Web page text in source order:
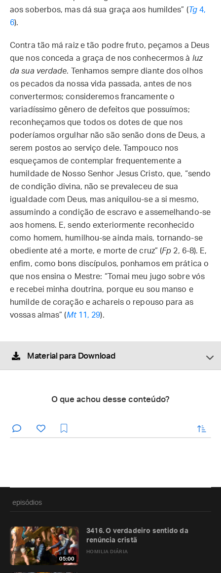
aos soberbos, mas dá sua graça aos humildes” (Tg4,
6).
Contra tão má raiz e tão podre fruto, peçamos a Deus
que nos conceda a graça de nos conhecermos à luz
da sua verdade. Tenhamos sempre diante dos olhos
os pecados da nossa vida passada, antes de nos
convertermos; consideremos francamente o
variadíssimo gênero de defeitos que possuímos;
reconheçamos que todos os dotes de que nos
poderíamos orgulhar não são senão dons de Deus, a
serem postos ao serviço dele. Tampouco nos
esqueçamos de contemplar frequentemente a
humildade de Nosso Senhor Jesus Cristo, que, “sendo
de condição divina, não se prevaleceu de sua
igualdade com Deus, mas aniquilou-se a si mesmo,
assumindo a condição de escravo e assemelhando-se
aos homens. E, sendo exteriormente reconhecido
como homem, humilhou-se ainda mais, tornando-se
obediente até a morte, e morte de cruz” (Fp 2, 6-8). E,
enfim, como bons discípulos, ponhamos em prática o
que nos ensina o Mestre: “Tomai meu jugo sobre vós
e recebei minha doutrina, porque eu sou manso e
humilde de coração e achareis o repouso para as
vossas almas” (Mt11, 29).
Material para Download
O que achou desse conteúdo?
enviar
episódios
05:00
HOMILIA DIÁRIA
3416. O verdadeiro sentido da
renúncia cristã